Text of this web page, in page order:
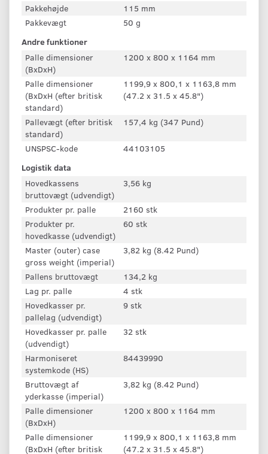
Pakkehøjde
115 mm
Pakkevægt
50 g
Andre funktioner
Palle dimensioner
(BxDxH)
1200 x 800 x 1164 mm
Palle dimensioner
(BxDxH (efter britisk
standard)
1199,9 x 800,1 x 1163,8 mm
(47.2 x 31.5 x 45.8")
Pallevægt (efter britisk
standard)
157,4 kg (347 Pund)
UNSPSC-kode
44103105
Logistik data
Hovedkassens
bruttovægt (udvendigt)
3,56 kg
Produkter pr. palle
2160 stk
Produkter pr.
hovedkasse (udvendigt)
60 stk
Master (outer) case
gross weight (imperial)
3,82 kg (8.42 Pund)
Pallens bruttovægt
134,2 kg
Lag pr. palle
4 stk
Hovedkasser pr.
pallelag (udvendigt)
9 stk
Hovedkasser pr. palle
(udvendigt)
32 stk
Harmoniseret
systemkode (HS)
84439990
Bruttovægt af
yderkasse (imperial)
3,82 kg (8.42 Pund)
Palle dimensioner
(BxDxH)
1200 x 800 x 1164 mm
Palle dimensioner
(BxDxH (efter britisk
1199,9 x 800,1 x 1163,8 mm
(47.2 x 31.5 x 45.8")